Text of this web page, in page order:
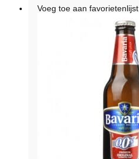
Voeg toe aan favorietenlijst